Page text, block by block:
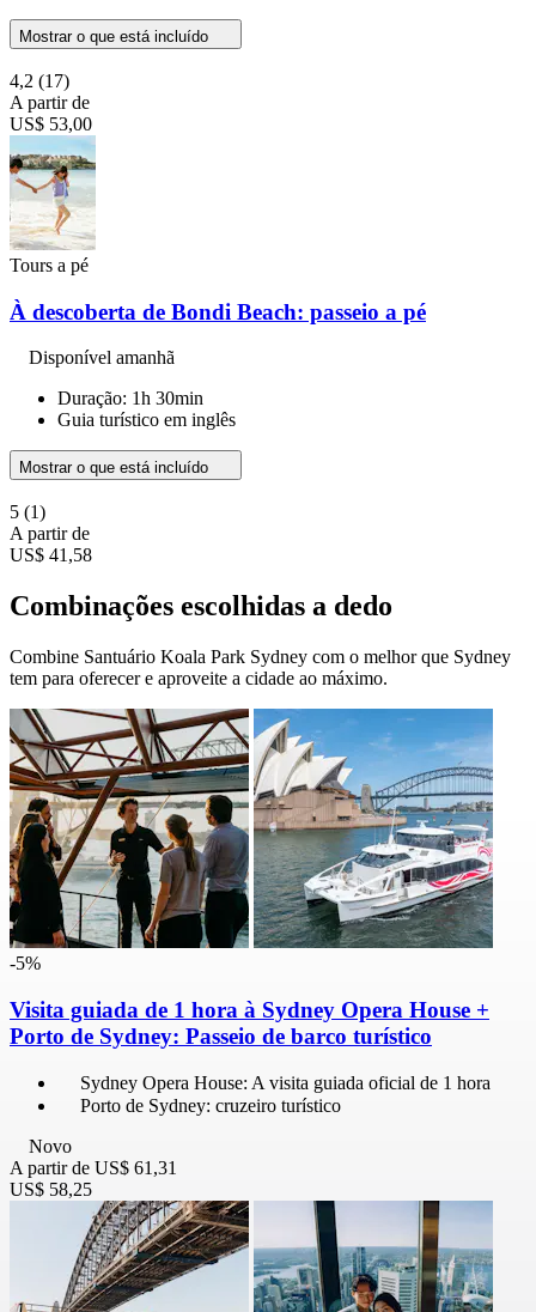
Mostrar o que está incluído
4,2 (17)
A partir de
US$ 53,00
Tours a pé
À descoberta de Bondi Beach: passeio a pé
Disponível amanhã
Duração: 1h 30min
Guia turístico em inglês
Mostrar o que está incluído
5 (1)
A partir de
US$ 41,58
Combinações escolhidas a dedo
Combine Santuário Koala Park Sydney com o melhor que Sydney
tem para oferecer e aproveite a cidade ao máximo.
-5%
Visita guiada de 1 hora à Sydney Opera House +
Porto de Sydney: Passeio de barco turístico
Sydney Opera House: A visita guiada oficial de 1 hora
Porto de Sydney: cruzeiro turístico
Novo
A partir de US$ 61,31
US$ 58,25